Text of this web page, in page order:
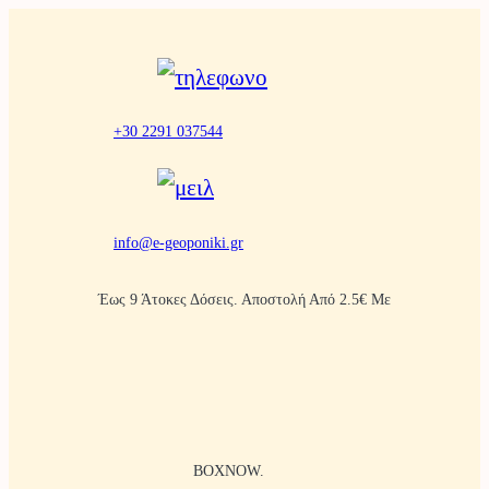
+30 2291 037544
info@e-geoponiki.gr
Έως 9 Άτοκες Δόσεις. Αποστολή Από 2.5€ Με
BOXNOW.